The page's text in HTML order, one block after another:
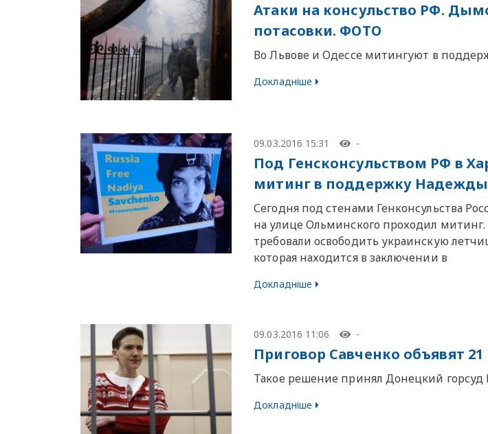
Атаки на консульство РФ.
потасовки. ФОТО
Во Львове и Одессе митингуют в
Докладніше
09.03.2016 15:31 -
Под Генсконсульством РФ в
митинг в поддержку
Сегодня под стенами Генконсульства
на улице Ольминского проходил
требовали освободить украинскую
которая находится в заключении в
Докладніше
09.03.2016 11:06 -
Приговор Савченко объявят
Такое решение принял Донецкий горсуд
Докладніше